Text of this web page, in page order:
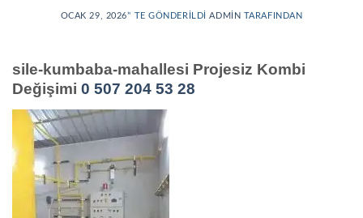
OCAK 29, 2026’' TE GÖNDERILDI ADMIN TARAFINDAN
sile-kumbaba-mahallesi Projesiz Kombi
Değişimi 0 507 204 53 28